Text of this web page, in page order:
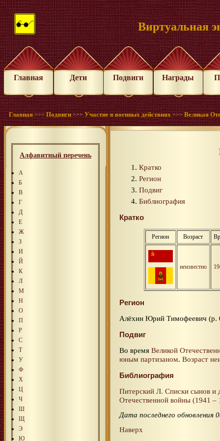
Виртуальная
Главная Дети Подвиги Награды
Главная >>>Подвиги >>>Участие в военных действиях >>>Великая
Алфавитный перечень
А
Б
В
Г
Д
Е
Ж
З
И
Й
К
Л
М
Н
О
П
Р
С
Т
У
Ф
Х
Ц
Ч
Ш
Щ
Э
Ю
Кратко
Регион
Подвиг
Библиография
Кратко
Регион Возраст
неизвестно
Регион
Алёхин Юрий Тимофеевич
Подвиг
Во время Великой
юным партизаном. Возраст
Библиография
Питерский Л. Списки сынов и
Отечественной войны (1941 –
Дата последнего обновления
Наверх